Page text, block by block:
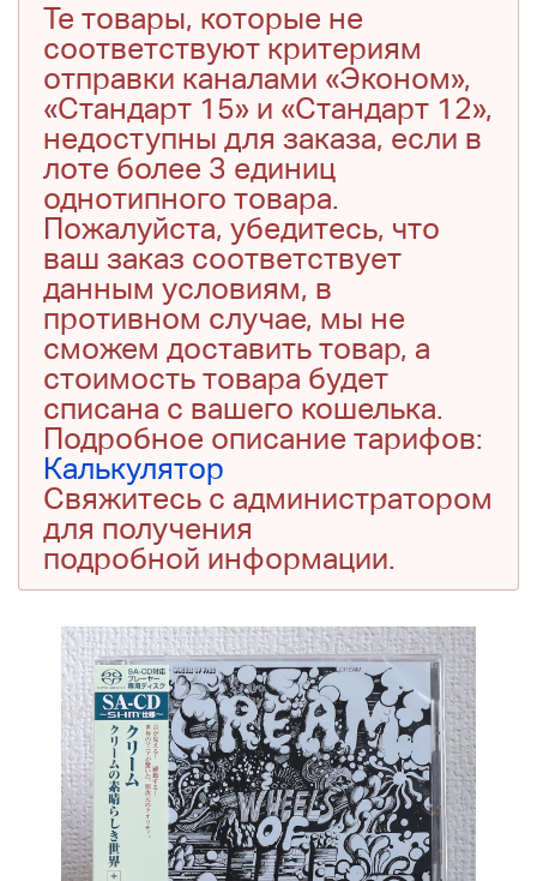
Те товары, которые не
соответствуют критериям
отправки каналами «Эконом»,
«Стандарт 15» и «Стандарт 12»,
недоступны для заказа, если в
лоте более 3 единиц
однотипного товара.
Пожалуйста, убедитесь, что
ваш заказ соответствует
данным условиям, в
противном случае, мы не
сможем доставить товар, а
стоимость товара будет
списана с вашего кошелька.
Подробное описание тарифов:
Калькулятор
Свяжитесь с администратором
для получения
подробной информации.